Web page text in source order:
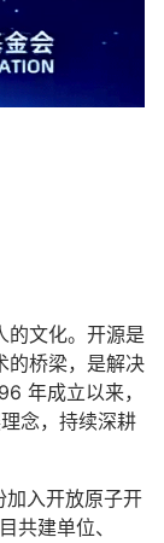
的文化。开源是
的桥梁，是解决
年成立以来，
念，持续深耕
入开放原子开
共建单位、